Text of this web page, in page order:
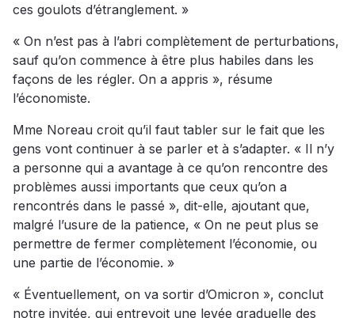
ces goulots d’étranglement. »
« On n’est pas à l’abri complètement de perturbations,
sauf qu’on commence à être plus habiles dans les
façons de les régler. On a appris », résume
l’économiste.
Mme Noreau croit qu’il faut tabler sur le fait que les
gens vont continuer à se parler et à s’adapter. « Il n’y
a personne qui a avantage à ce qu’on rencontre des
problèmes aussi importants que ceux qu’on a
rencontrés dans le passé », dit-elle, ajoutant que,
malgré l’usure de la patience, « On ne peut plus se
permettre de fermer complètement l’économie, ou
une partie de l’économie. »
« Éventuellement, on va sortir d’Omicron », conclut
notre invitée, qui entrevoit une levée graduelle des